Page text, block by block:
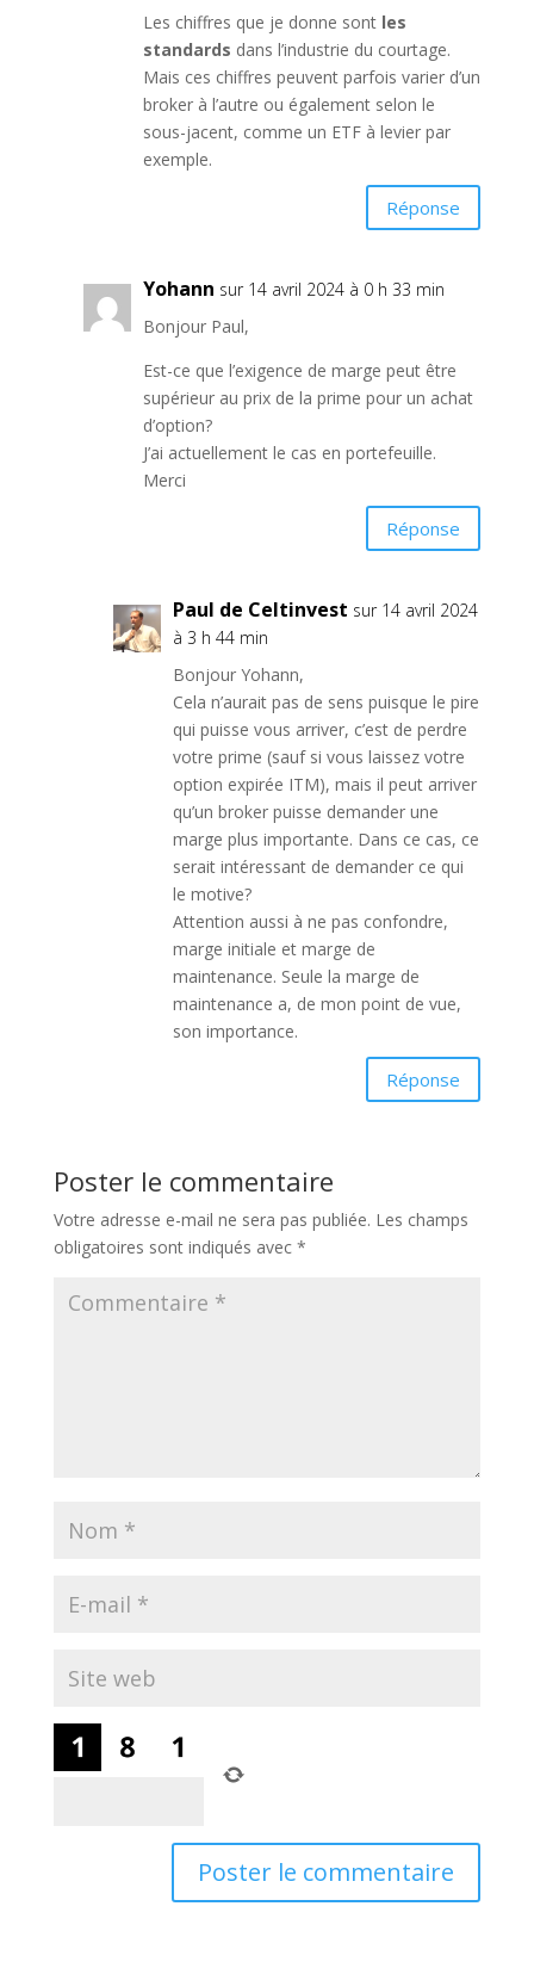
Les chiffres que je donne sont les
standards dans l’industrie du courtage.
Mais ces chiffres peuvent parfois varier d’un
broker à l’autre ou également selon le
sous-jacent, comme un ETF à levier par
exemple.
Réponse
Yohann sur 14 avril 2024 à 0 h 33 min
Bonjour Paul,
Est-ce que l’exigence de marge peut être
supérieur au prix de la prime pour un achat
d’option?
J’ai actuellement le cas en portefeuille.
Merci
Réponse
Paul de Celtinvest sur 14 avril 2024
à 3 h 44 min
Bonjour Yohann,
Cela n’aurait pas de sens puisque le pire
qui puisse vous arriver, c’est de perdre
votre prime (sauf si vous laissez votre
option expirée ITM), mais il peut arriver
qu’un broker puisse demander une
marge plus importante. Dans ce cas, ce
serait intéressant de demander ce qui
le motive?
Attention aussi à ne pas confondre,
marge initiale et marge de
maintenance. Seule la marge de
maintenance a, de mon point de vue,
son importance.
Réponse
Poster le commentaire
Votre adresse e-mail ne sera pas publiée. Les champs
obligatoires sont indiqués avec *